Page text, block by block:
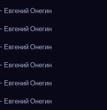
Онегин
Онегин
Онегин
Онегин
Онегин
Онегин